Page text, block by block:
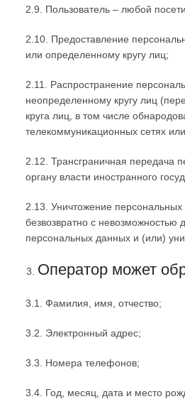
2.9. Пользователь – любой
2.10. Предоставление
или определенному кругу лиц;
2.11. Распространение
неопределенному кругу лиц
круга лиц, в том числе
телекоммуникационных сетях
2.12. Трансграничная передача
органу власти иностранного
2.13. Уничтожение
безвозвратно с
персональных данных и (или)
Оператор может
3.1. Фамилия, имя, отчество;
3.2. Электронный адрес;
3.3. Номера телефонов;
3.4. Год, месяц, дата и место